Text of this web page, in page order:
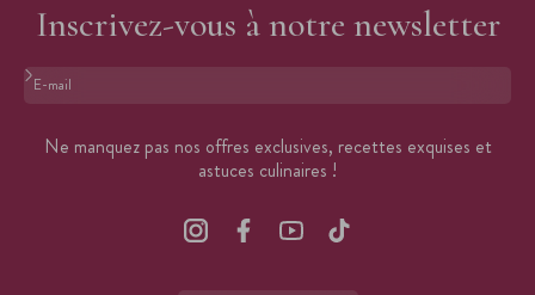
Inscrivez-vous à notre newsletter
Format : adresse@email.com
Ne manquez pas nos offres exclusives, recettes exquises et
astuces culinaires !